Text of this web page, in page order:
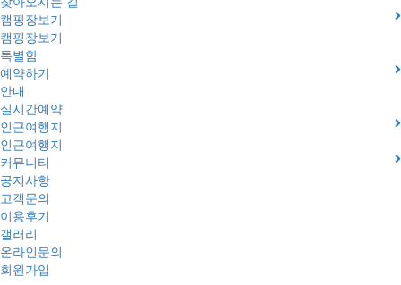
캠핑장보기
캠핑장보기
특별함
예약하기
안내
실시간예약
인근여행지
인근여행지
커뮤니티
공지사항
고객문의
이용후기
갤러리
온라인문의
회원가입